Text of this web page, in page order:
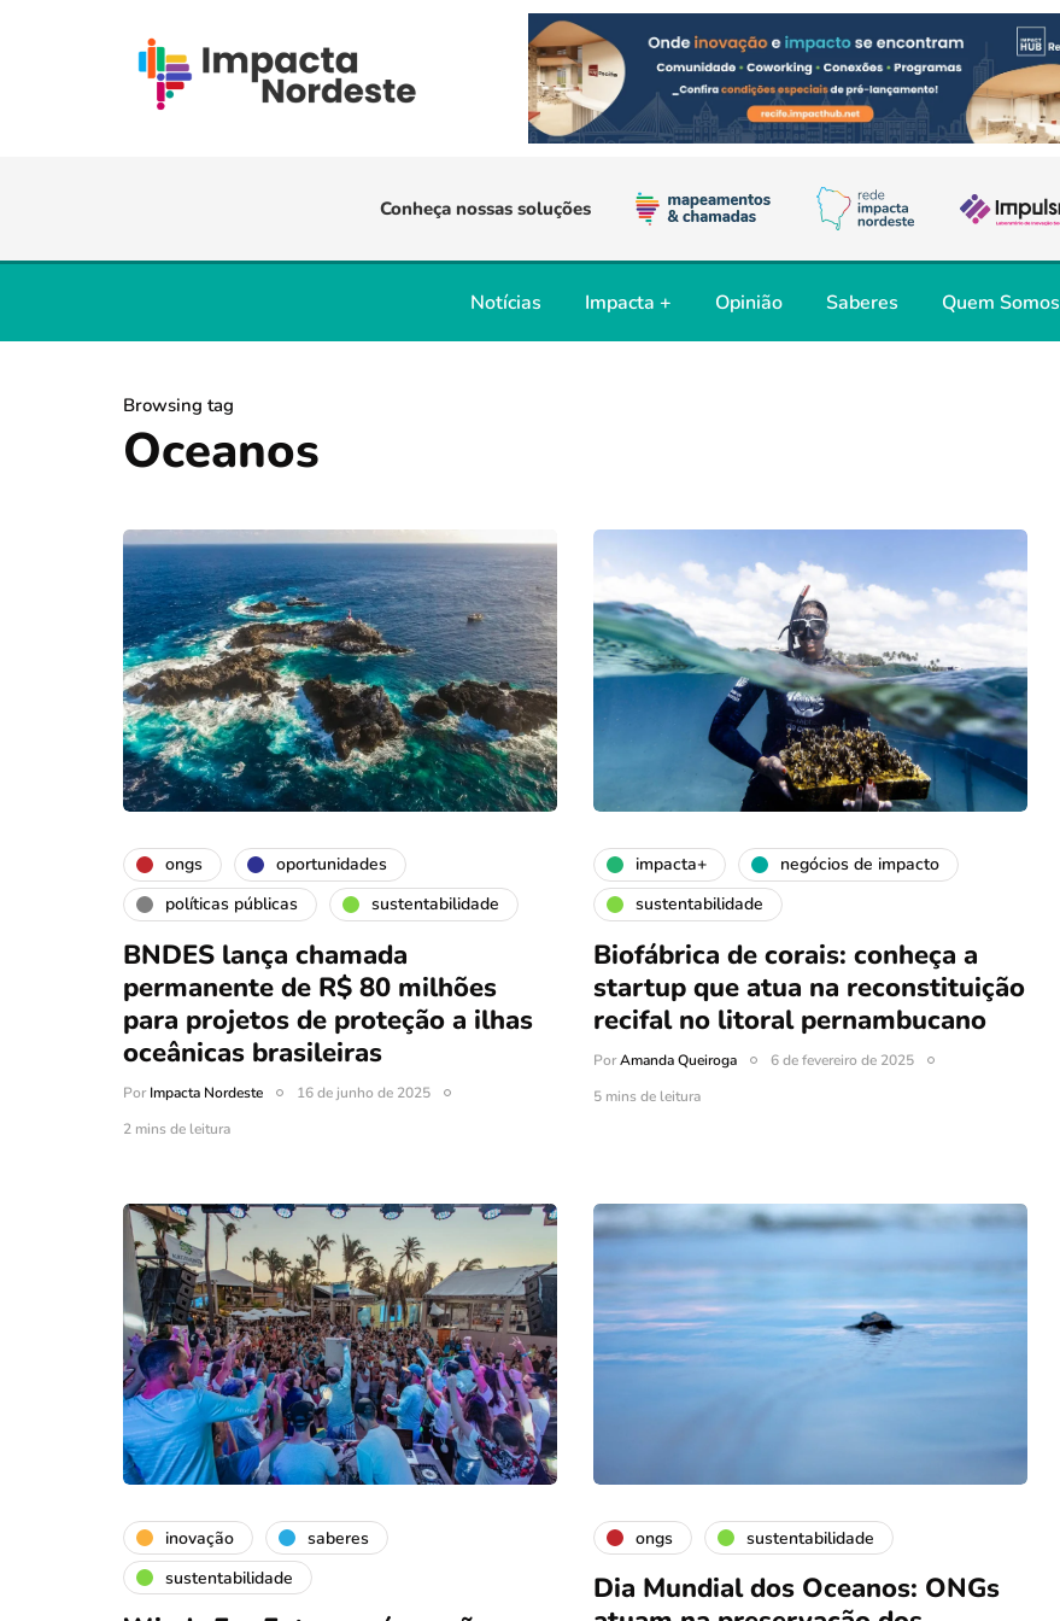
Conheça nossas soluções
Notícias Impacta + Opinião Saberes Quem Somos
Browsing tag
Oceanos
ongs
oportunidades
políticas públicas
sustentabilidade
BNDES lança chamada
permanente de R$ 80 milhões
para projetos de proteção a ilhas
oceânicas brasileiras
PorImpacta Nordeste
16 de junho de 2025
2 mins de leitura
impacta+
negócios de impacto
sustentabilidade
Biofábrica de corais: conheça a
startup que atua na reconstituição
recifal no litoral pernambucano
PorAmanda Queiroga
6 de fevereiro de 2025
5 mins de leitura
inovação
saberes
sustentabilidade
ongs sustentabilidade
Dia Mundial dos Oceanos: ONGs